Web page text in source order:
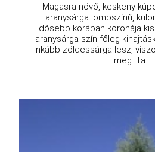
Magasra növő, keskeny
aranysárga lombszínű,
Idősebb korában koronája
aranysárga szín főleg
inkább zöldessárga lesz,
meg. Ta ...